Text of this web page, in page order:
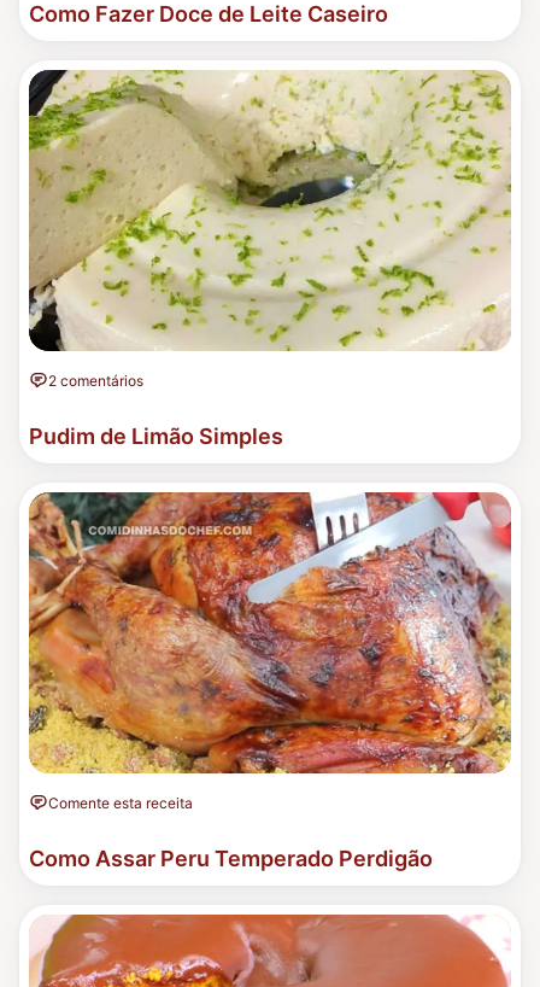
Como Fazer Doce de Leite Caseiro
2 comentários
Pudim de Limão Simples
Comente esta receita
Como Assar Peru Temperado Perdigão